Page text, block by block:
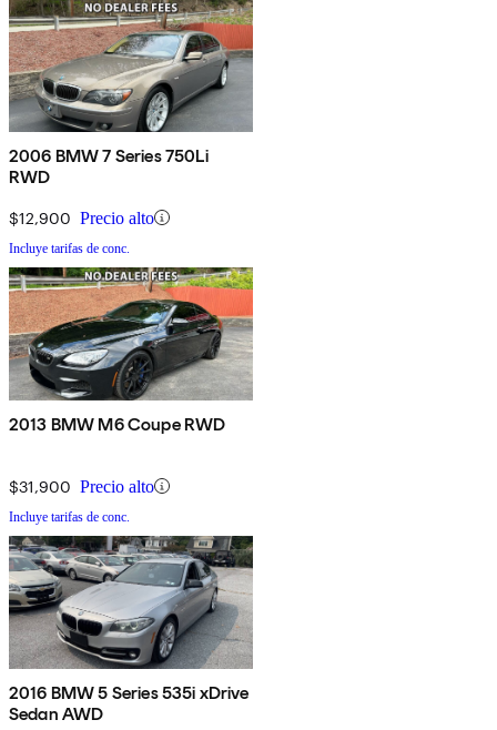
2006 BMW 7 Series 750Li
RWD
$12,900 Precio alto
Incluye tarifas de conc.
2013 BMW M6 Coupe RWD
$31,900 Precio alto
Incluye tarifas de conc.
2016 BMW 5 Series 535i xDrive
Sedan AWD